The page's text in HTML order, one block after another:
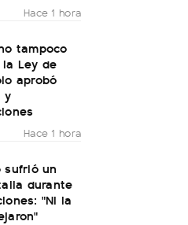
Hace 1 hora
tampoco
Ley de
aprobó
y
Hace 1 hora
sufrió un
durante
"Ni la